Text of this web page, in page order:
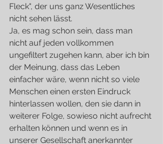
Fleck", der uns ganz Wesentliches
nicht sehen lässt.
Ja, es mag schon sein, dass man
nicht auf jeden vollkommen
ungefiltert zugehen kann, aber ich bin
der Meinung, dass das Leben
einfacher wäre, wenn nicht so viele
Menschen einen ersten Eindruck
hinterlassen wollen, den sie dann in
weiterer Folge, sowieso nicht aufrecht
erhalten können und wenn es in
unserer Gesellschaft anerkannter